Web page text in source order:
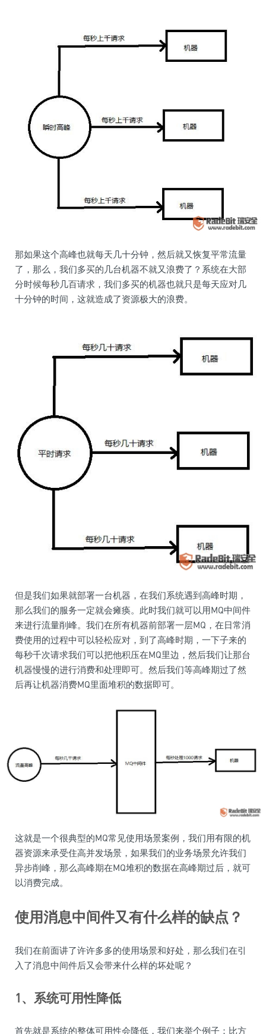
那如果这个高峰也就每天几十分钟，然后就又恢复平常流量
了，那么，我们多买的几台机器不就又浪费了？系统在大部
分时候每秒几百请求，我们多买的机器也就只是每天应对几
十分钟的时间，这就造成了资源极大的浪费。
但是我们如果就部署一台机器，在我们系统遇到高峰时期，
那么我们的服务一定就会瘫痪。此时我们就可以用MQ中间件
来进行流量削峰。我们在所有机器前部署一层MQ，在日常消
费使用的过程中可以轻松应对，到了高峰时期，一下子来的
每秒千次请求我们可以把他积压在MQ里边，然后我们让那台
机器慢慢的进行消费和处理即可。然后我们等高峰期过了然
后再让机器消费MQ里面堆积的数据即可。
这就是一个很典型的MQ常见使用场景案例，我们用有限的机
器资源来承受住高并发场景，如果我们的业务场景允许我们
异步削峰，那么高峰期在MQ堆积的数据在高峰期过后，就可
以消费完成。
使用消息中间件又有什么样的缺点？
我们在前面讲了许许多多的使用场景和好处，那么我们在引
入了消息中间件后又会带来什么样的坏处呢？
1、系统可用性降低
首先就是系统的整体可用性会降低，我们来举个例子：比方